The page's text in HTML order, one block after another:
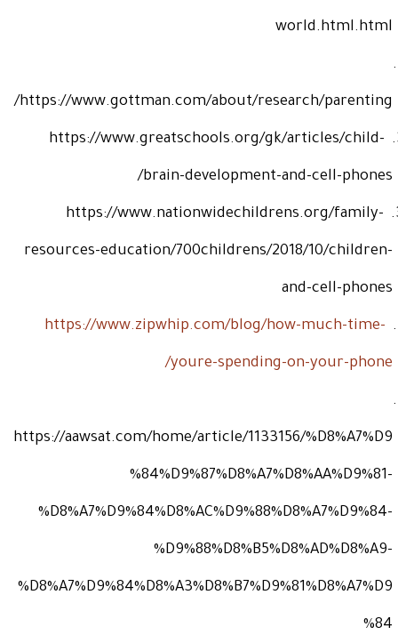
world.html.html
https://www.gottman.com/about/research/parenting
/
https://www.greatschools.org/gk/articles/child-
brain-development-and-cell-phones
/
https://www.nationwidechildrens.org/family-
resources-education/700childrens/2018/10/children-
and-cell-phones
https://www.zipwhip.com/blog/how-much-time-
youre-spending-on-your-phone
/
https://aawsat.com/home/article/1133156/%D8%A7%D9
%84%D9%87%D8%A7%D8%AA%D9%81-
%D8%A7%D9%84%D8%AC%D9%88%D8%A7%D9%84-
%D9%88%D8%B5%D8%AD%D8%A9-
%D8%A7%D9%84%D8%A3%D8%B7%D9%81%D8%A7%D9
%84